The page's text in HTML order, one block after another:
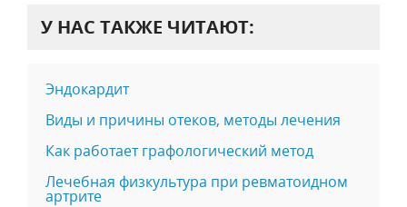
У НАС ТАКЖЕ ЧИТАЮТ:
Эндокардит
Виды и причины отеков, методы лечения
Как работает графологический метод
Лечебная физкультура при ревматоидном
артрите